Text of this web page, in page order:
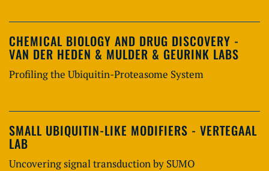
CHEMICAL BIOLOGY AND DRUG DISCOVERY -
VAN DER HEDEN & MULDER & GEURINK LABS
Profiling the Ubiquitin-Proteasome System
SMALL UBIQUITIN-LIKE MODIFIERS - VERTEGAAL
LAB
Uncovering signal transduction by SUMO